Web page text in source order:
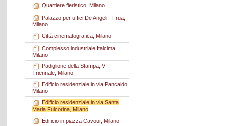
Quartiere fieristico, Milano
Palazzo per uffici De Angeli - Frua,
Milano
Città cinematografica, Milano
Complesso industriale Italcima,
Milano
Padiglione della Stampa, V
Triennale, Milano
Edificio residenziale in via Pancaldo,
Milano
Edificio residenziale in via Santa
Maria Fulcorina, Milano
Edificio in piazza Cavour, Milano